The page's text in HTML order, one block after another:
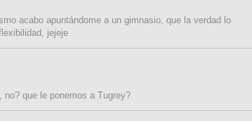
acabo apuntándome a un gimnasio, que la verdad lo
jejeje
que le ponemos a Tugrey?